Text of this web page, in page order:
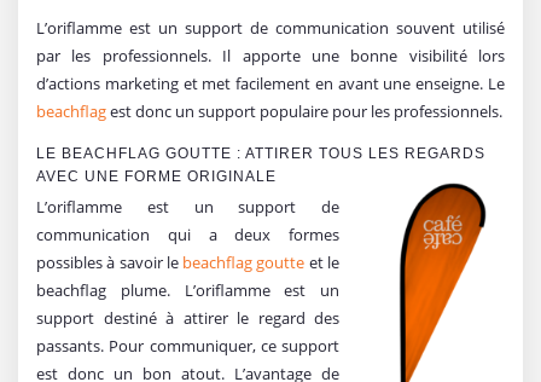
L’oriflamme est un support de communication souvent utilisé
par les professionnels. Il apporte une bonne visibilité lors
d’actions marketing et met facilement en avant une enseigne. Le
beachflagest donc un support populaire pour les professionnels.
LE BEACHFLAG GOUTTE : ATTIRER TOUS LES REGARDS
AVEC UNE FORME ORIGINALE
L’oriflamme est un support de
communication qui a deux formes
possibles à savoir le beachflag goutte et le
beachflag plume. L’oriflamme est un
support destiné à attirer le regard des
passants. Pour communiquer, ce support
est donc un bon atout. L’avantage de